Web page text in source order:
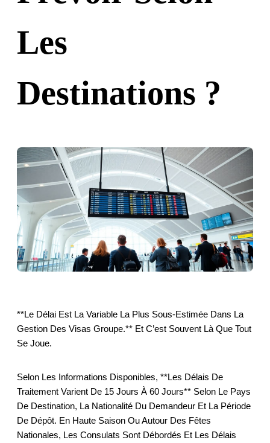
Les
Destinations ?
**Le Délai Est La Variable La Plus Sous-Estimée Dans La
Gestion Des Visas Groupe.** Et C’est Souvent Là Que Tout
Se Joue.
Selon Les Informations Disponibles, **les Délais De
Traitement Varient De 15 Jours À 60 Jours** Selon Le Pays
De Destination, La Nationalité Du Demandeur Et La Période
De Dépôt. En Haute Saison Ou Autour Des Fêtes
Nationales, Les Consulats Sont Débordés Et Les Délais